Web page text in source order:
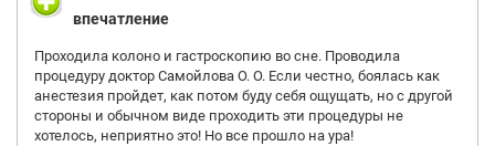
впечатление
Проходила колоно и гастроскопию во сне. Проводила
процедуру доктор Самойлова О. О. Если честно, боялась как
анестезия пройдет, как потом буду себя ощущать, но с другой
стороны и обычном виде проходить эти процедуры не
хотелось, неприятно это! Но все прошло на ура!